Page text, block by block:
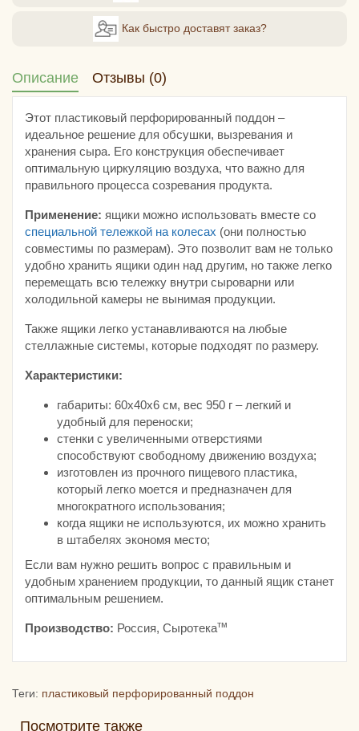
Как быстро доставят заказ?
Описание Отзывы (0)
Этот пластиковый перфорированный поддон –
идеальное решение для обсушки, вызревания и
хранения сыра. Его конструкция обеспечивает
оптимальную циркуляцию воздуха, что важно для
правильного процесса созревания продукта.
Применение: ящики можно использовать вместе со
специальной тележкой на колесах (они полностью
совместимы по размерам). Это позволит вам не только
удобно хранить ящики один над другим, но также легко
перемещать всю тележку внутри сыроварни или
холодильной камеры не вынимая продукции.
Также ящики легко устанавливаются на любые
стеллажные системы, которые подходят по размеру.
Характеристики:
габариты: 60х40х6 см, вес 950 г – легкий и
удобный для переноски;
стенки с увеличенными отверстиями
способствуют свободному движению воздуха;
изготовлен из прочного пищевого пластика,
который легко моется и предназначен для
многократного использования;
когда ящики не используются, их можно хранить
в штабелях экономя место;
Если вам нужно решить вопрос с правильным и
удобным хранением продукции, то данный ящик станет
оптимальным решением.
Производство: Россия, Сыротекатм
Теги: пластиковый перфорированный поддон
Посмотрите также